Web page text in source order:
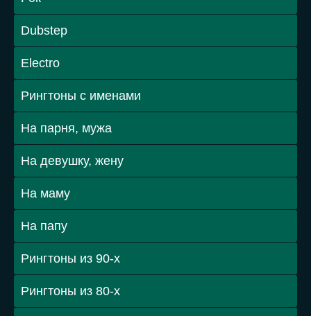
Dubstep
Electro
Рингтоны с именами
На парня, мужа
На девушку, жену
На маму
На папу
Рингтоны из 90-х
Рингтоны из 80-х